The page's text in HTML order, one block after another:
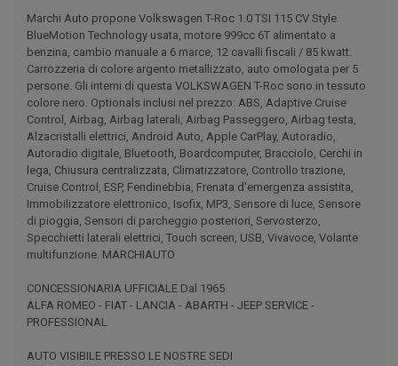
Marchi Auto propone Volkswagen T-Roc 1.0 TSI 115 CV Style
BlueMotion Technology usata, motore 999cc 6T alimentato a
benzina, cambio manuale a 6 marce, 12 cavalli fiscali / 85 kwatt.
Carrozzeria di colore argento metallizzato, auto omologata per 5
persone. Gli interni di questa VOLKSWAGEN T-Roc sono in tessuto
colore nero. Optionals inclusi nel prezzo: ABS, Adaptive Cruise
Control, Airbag, Airbag laterali, Airbag Passeggero, Airbag testa,
Alzacristalli elettrici, Android Auto, Apple CarPlay, Autoradio,
Autoradio digitale, Bluetooth, Boardcomputer, Bracciolo, Cerchi in
lega, Chiusura centralizzata, Climatizzatore, Controllo trazione,
Cruise Control, ESP, Fendinebbia, Frenata d'emergenza assistita,
Immobilizzatore elettronico, Isofix, MP3, Sensore di luce, Sensore
di pioggia, Sensori di parcheggio posteriori, Servosterzo,
Specchietti laterali elettrici, Touch screen, USB, Vivavoce, Volante
multifunzione. MARCHIAUTO
CONCESSIONARIA UFFICIALE Dal 1965
ALFA ROMEO - FIAT - LANCIA - ABARTH - JEEP SERVICE -
PROFESSIONAL
AUTO VISIBILE PRESSO LE NOSTRE SEDI